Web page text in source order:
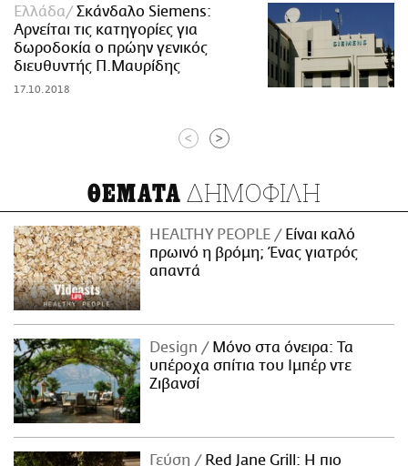
Ελλάδα
Σκάνδαλο Siemens:
Αρνείται τις κατηγορίες για
δωροδοκία ο πρώην γενικός
διευθυντής Π.Μαυρίδης
17.10.2018
< >
ΘΕΜΑΤΑ ΔΗΜΟΦΙΛΗ
HEALTHY PEOPLE
Είναι καλό
πρωινό η βρόμη; Ένας γιατρός
απαντά
Design
Μόνο στα όνειρα: Τα
υπέροχα σπίτια του Ιμπέρ ντε
Ζιβανσί
Γεύση
Red Jane Grill: Η πιο